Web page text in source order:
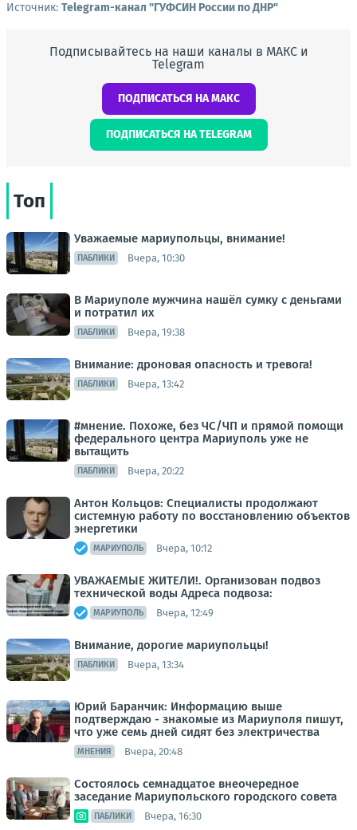
Источник: Telegram-канал "ГУФСИН России по ДНР"
Подписывайтесь на наши каналы в МАКС и
Telegram
ПОДПИСАТЬСЯ НА МАКС
ПОДПИСАТЬСЯ НА TELEGRAM
Топ
Уважаемые мариупольцы, внимание!
ПАБЛИКИ Вчера, 10:30
В Мариуполе мужчина нашёл сумку с деньгами
и потратил их
ПАБЛИКИ Вчера, 19:38
Внимание: дроновая опасность и тревога!
ПАБЛИКИ Вчера, 13:42
#мнение. Похоже, без ЧС/ЧП и прямой помощи
федерального центра Мариуполь уже не
вытащить
ПАБЛИКИ Вчера, 20:22
Антон Кольцов: Специалисты продолжают
системную работу по восстановлению объектов
энергетики
МАРИУПОЛЬ Вчера, 10:12
УВАЖАЕМЫЕ ЖИТЕЛИ!. Организован подвоз
технической воды Адреса подвоза:
МАРИУПОЛЬ Вчера, 12:49
Внимание, дорогие мариупольцы!
ПАБЛИКИ Вчера, 13:34
Юрий Баранчик: Информацию выше
подтверждаю - знакомые из Мариуполя пишут,
что уже семь дней сидят без электричества
МНЕНИЯ Вчера, 20:48
Состоялось семнадцатое внеочередное
заседание Мариупольского городского совета
ПАБЛИКИ Вчера, 16:30